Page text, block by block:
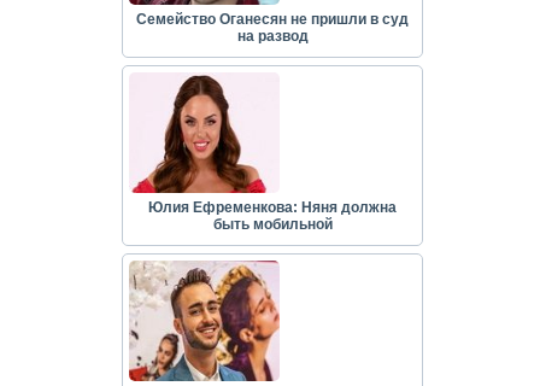
Семейство Оганесян не пришли в суд
на развод
Юлия Ефременкова: Няня должна
быть мобильной